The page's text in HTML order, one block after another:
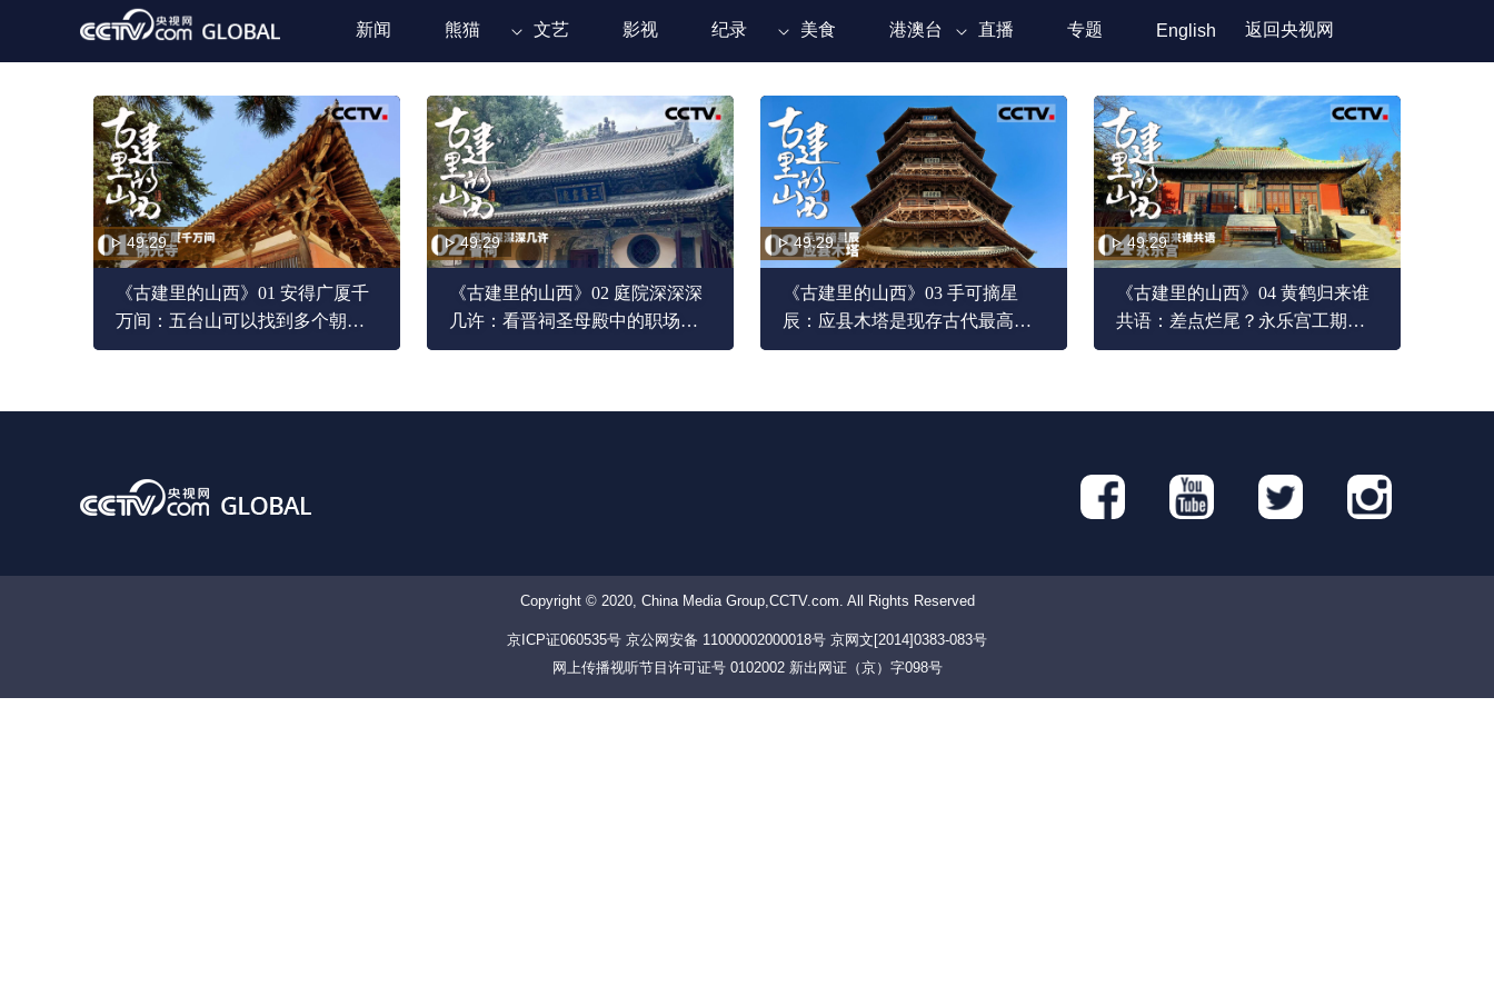
新闻 熊猫 文艺 影视 纪录 美食 港澳台 直播 专题 English 返回央视网
49:29
《古建里的山西》01 安得广厦千
万间：五台山可以找到多个朝代
的经典建筑 佛光寺是中国现存最
49:29
《古建里的山西》02 庭院深深深
几许：看晋祠圣母殿中的职场女
性群像 42名侍从共同服侍圣母
49:29
《古建里的山西》03 手可摘星
辰：应县木塔是现存古代最高的
积木 古代工匠足足花了140年才建
49:29
《古建里的山西》04 黄鹤归来谁
共语：差点烂尾？永乐宫工期拖
了上百年 它旧址的准确地址已鲜
Copyright © 2020, China Media Group,CCTV.com. All Rights Reserved
京ICP证060535号 京公网安备 11000002000018号 京网文[2014]0383-083号
网上传播视听节目许可证号 0102002 新出网证（京）字098号